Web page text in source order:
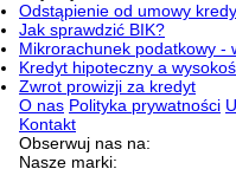
Odstąpienie od umowy
Jak sprawdzić BIK?
Mikrorachunek podatkowy -
Kredyt hipoteczny a
Zwrot prowizji za kredyt
O nas Polityka prywatności
Kontakt
Obserwuj nas na:
Nasze marki: